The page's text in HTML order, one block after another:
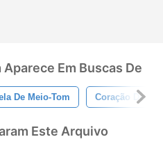
Em Buscas De
De Meio-Tom Coração De
Este Arquivo